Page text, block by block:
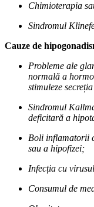
Chimioterapia
Sindromul
Cauze de
Probleme ale
normală a
stimuleze
Sindromul
deficitară a
Boli inflamatorii
sau a hipofizei;
Infecția cu
Consumul de